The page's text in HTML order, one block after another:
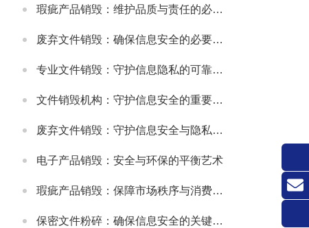
瑕疵产品销毁：维护品质与责任的必要之举
废弃文件销毁：确保信息安全的必要措施
专业文件销毁：守护信息隐私的可靠方式
文件销毁机构：守护信息安全的重要防线
废弃文件销毁：守护信息安全与隐私的关键环节
电子产品销毁：安全与环保的平衡艺术
瑕疵产品销毁：保障市场秩序与消费者权益的关键举措
保密文件粉碎：确保信息安全的关键环节